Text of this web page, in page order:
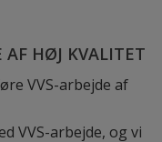
AF HØJ KVALITET
VVS-arbejde af
VVS-arbejde, og vi